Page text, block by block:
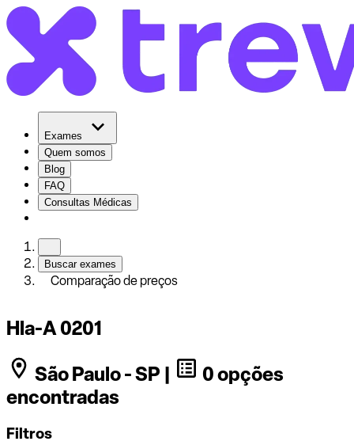
Exames
Quem somos
Blog
FAQ
Consultas Médicas
Buscar exames
Comparação de preços
Hla-A 0201
São Paulo - SP |
0 opções
encontradas
Filtros